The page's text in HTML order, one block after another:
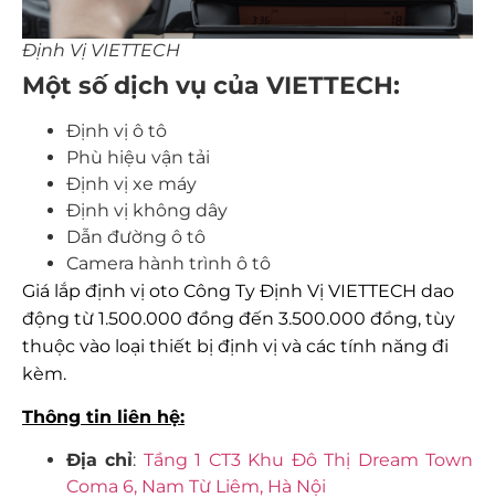
Định Vị VIETTECH
Một số dịch vụ của VIETTECH:
Định vị ô tô
Phù hiệu vận tải
Định vị xe máy
Định vị không dây
Dẫn đường ô tô
Camera hành trình ô tô
Giá lắp định vị oto Công Ty Định Vị VIETTECH dao
động từ 1.500.000 đồng đến 3.500.000 đồng, tùy
thuộc vào loại thiết bị định vị và các tính năng đi
kèm.
Thông tin liên hệ:
Địa chỉ: Tầng 1 CT3 Khu Đô Thị Dream Town
Coma 6, Nam Từ Liêm, Hà Nội